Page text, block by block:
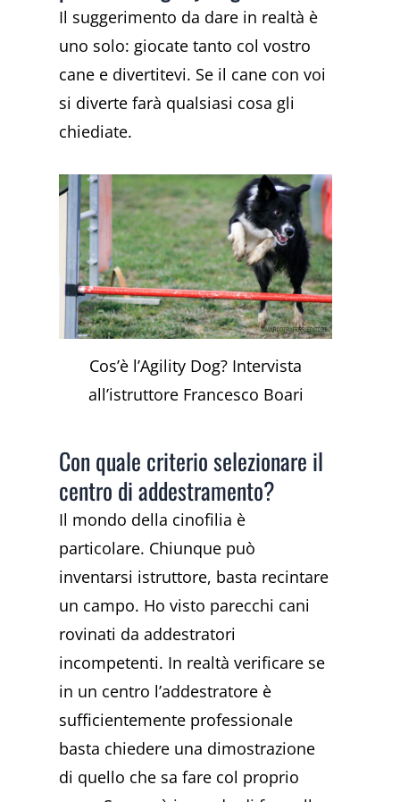
Il suggerimento da dare in realtà è
uno solo: giocate tanto col vostro
cane e divertitevi. Se il cane con voi
si diverte farà qualsiasi cosa gli
chiediate.
Cos’è l’Agility Dog? Intervista
all’istruttore Francesco Boari
Con quale criterio selezionare il
centro di addestramento?
Il mondo della cinofilia è
particolare. Chiunque può
inventarsi istruttore, basta recintare
un campo. Ho visto parecchi cani
rovinati da addestratori
incompetenti. In realtà verificare se
in un centro l’addestratore è
sufficientemente professionale
basta chiedere una dimostrazione
di quello che sa fare col proprio